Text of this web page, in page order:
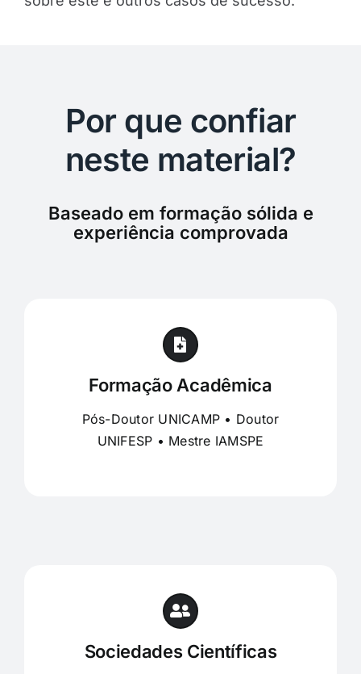
Por que confiar
neste material?
Baseado em formação sólida e
experiência comprovada
Formação Acadêmica
Pós-Doutor UNICAMP • Doutor
UNIFESP • Mestre IAMSPE
Sociedades Científicas